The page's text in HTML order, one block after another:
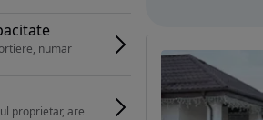
numar
proprietar, are